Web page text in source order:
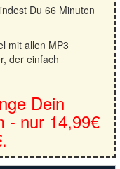
Du 66 Minuten
mit allen MP3
der einfach
Dein
- nur 14,99€
.